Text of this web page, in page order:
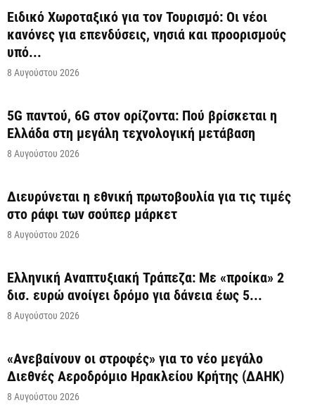
Ειδικό Χωροταξικό για τον Τουρισμό: Οι νέοι
κανόνες για επενδύσεις, νησιά και προορισμούς
υπό...
8 Αυγούστου 2026
5G παντού, 6G στον ορίζοντα: Πού βρίσκεται η
Ελλάδα στη μεγάλη τεχνολογική μετάβαση
8 Αυγούστου 2026
Διευρύνεται η εθνική πρωτοβουλία για τις τιμές
στο ράφι των σούπερ μάρκετ
8 Αυγούστου 2026
Ελληνική Αναπτυξιακή Τράπεζα: Με «προίκα» 2
δισ. ευρώ ανοίγει δρόμο για δάνεια έως 5...
8 Αυγούστου 2026
«Ανεβαίνουν οι στροφές» για το νέο μεγάλο
Διεθνές Αεροδρόμιο Ηρακλείου Κρήτης (ΔΑΗΚ)
8 Αυγούστου 2026